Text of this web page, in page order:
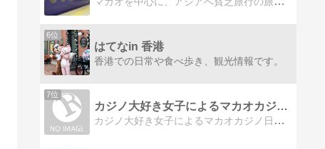
6位
はてなin 香港
香港での日常や食べ歩き、観光情報です。
7位
カジノ大好き女子によるマカオカジノ日記
カジノ大好き女子によるマカオカジノ日記ひょんなことからカジノにハマった女子のカジノ日記。活動地はマカオです。